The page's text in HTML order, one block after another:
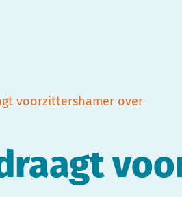
voorzittershamer over
draagt